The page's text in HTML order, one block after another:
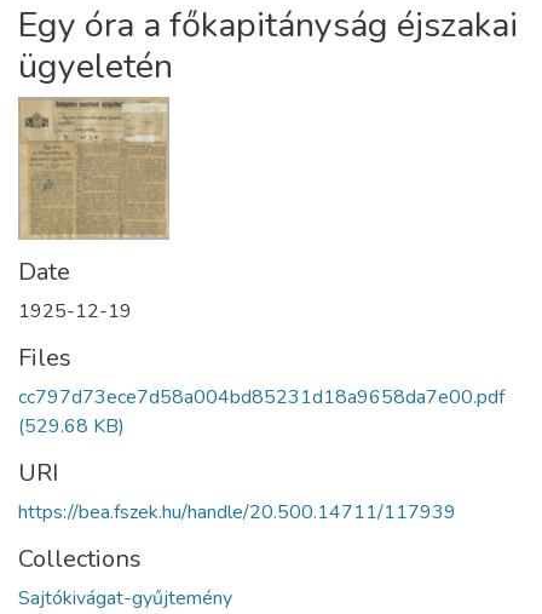
About us
Egy óra a főkapitányság éjszakai
ügyeletén
Date
1925-12-19
Files
cc797d73ece7d58a004bd85231d18a9658da7e00.pdf
(529.68 KB)
URI
https://bea.fszek.hu/handle/20.500.14711/117939
Collections
Sajtókivágat-gyűjtemény